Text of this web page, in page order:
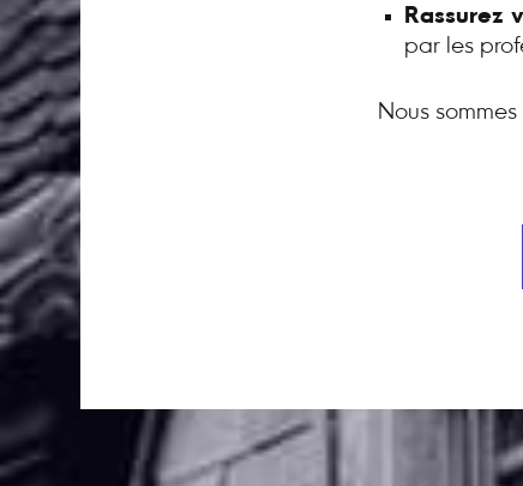
Rassurez
par les
Nous